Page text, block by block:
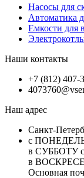
Насосы для
Автоматика
Емкости для
Наши контакты
+7 (812) 407-
Наш адрес
Санкт-
с
в СУББОТУ с
в
Основная